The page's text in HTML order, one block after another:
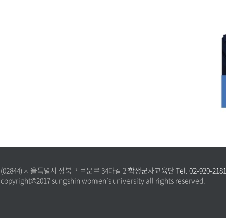
(02844) 서울특별시 성북구 보문로 34다길 2 학생군사교육단 Tel. 02-920-2181
copyright©2017 sungshin women’s university all rights reserved.